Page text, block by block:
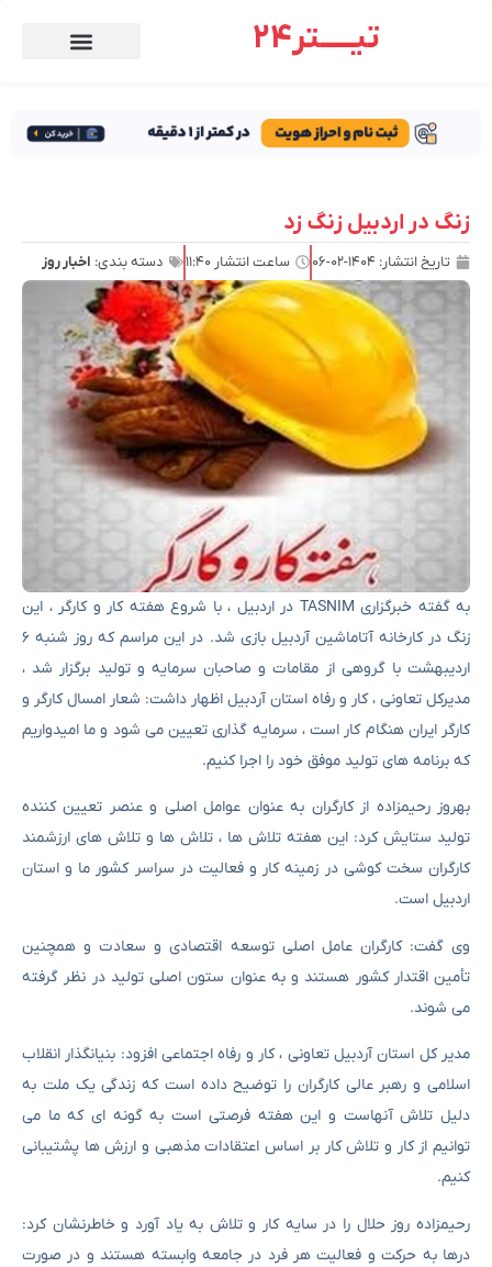
تیـــــتر24
زنگ در اردبیل زنگ زد
تاریخ انتشار: ۱۴۰۴-۰۲-۰۶ ساعت انتشار ۱۱:۴۰ دسته بندی: اخبار روز
به گفته خبرگزاری TASNIM در اردبیل ، با شروع هفته کار و کارگر ، این
زنگ در کارخانه آتاماشین آردبیل بازی شد. در این مراسم که روز شنبه ۶
اردیبهشت با گروهی از مقامات و صاحبان سرمایه و تولید برگزار شد ،
مدیرکل تعاونی ، کار و رفاه استان آردبیل اظهار داشت: شعار امسال کارگر و
کارگر ایران هنگام کار است ، سرمایه گذاری تعیین می شود و ما امیدواریم
که برنامه های تولید موفق خود را اجرا کنیم.
بهروز رحیمزاده از کارگران به عنوان عوامل اصلی و عنصر تعیین کننده
تولید ستایش کرد: این هفته تلاش ها ، تلاش ها و تلاش های ارزشمند
کارگران سخت کوشی در زمینه کار و فعالیت در سراسر کشور ما و استان
اردبیل است.
وی گفت: کارگران عامل اصلی توسعه اقتصادی و سعادت و همچنین
تأمین اقتدار کشور هستند و به عنوان ستون اصلی تولید در نظر گرفته
می شوند.
مدیر کل استان آردبیل تعاونی ، کار و رفاه اجتماعی افزود: بنیانگذار انقلاب
اسلامی و رهبر عالی کارگران را توضیح داده است که زندگی یک ملت به
دلیل تلاش آنهاست و این هفته فرصتی است به گونه ای که ما می
توانیم از کار و تلاش کار بر اساس اعتقادات مذهبی و ارزش ها پشتیبانی
کنیم.
رحیمزاده روز حلال را در سایه کار و تلاش به یاد آورد و خاطرنشان کرد:
درها به حرکت و فعالیت هر فرد در جامعه وابسته هستند و در صورت